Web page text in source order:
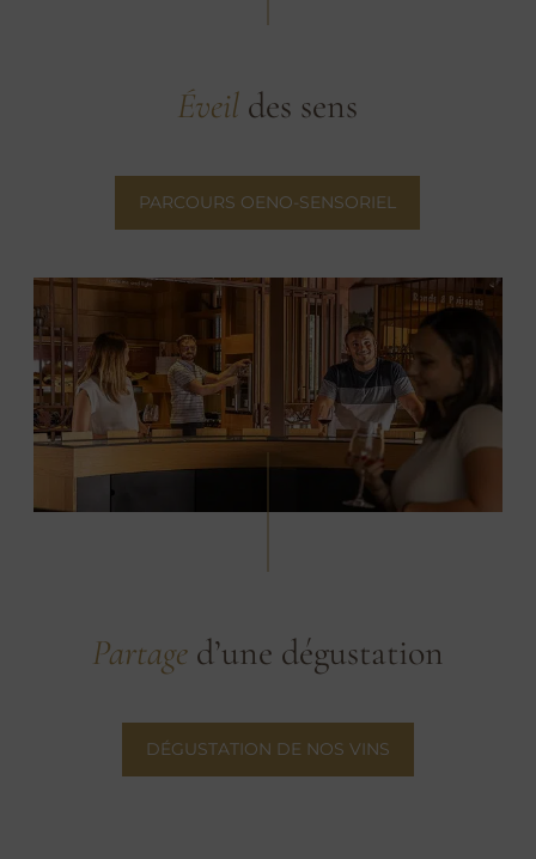
Éveil des sens
PARCOURS OENO-SENSORIEL
Partaged’une dégustation
DÉGUSTATION DE NOS VINS